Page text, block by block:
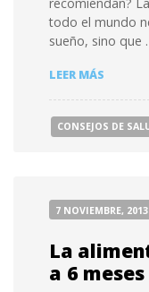
todo el mundo
sueño, sino que
LEER MÁS
HORAS
DE
SUEÑO
SEGÚN
LOS
CONSEJOS DE
7 NOVIEMBRE, 2013
La
a 6 meses